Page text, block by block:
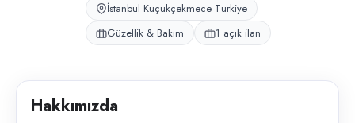
İstanbul Küçükçekmece Türkiye
Güzellik & Bakım
1 açık ilan
Hakkımızda